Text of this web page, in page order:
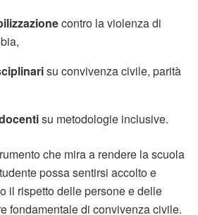
contro la violenza di
su convivenza civile, parità
su metodologie inclusive.
che mira a rendere la scuola
possa sentirsi accolto e
il rispetto delle persone e delle
fondamentale di convivenza civile.